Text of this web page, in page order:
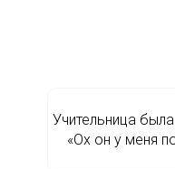
Учительница
«Ох он у меня